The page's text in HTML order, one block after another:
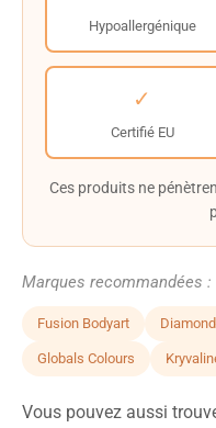
Hypoallergénique
✓
Certifié EU
Ces produits ne
Marques recommandées :
Fusion Bodyart
Globals Colours
Vous pouvez aussi